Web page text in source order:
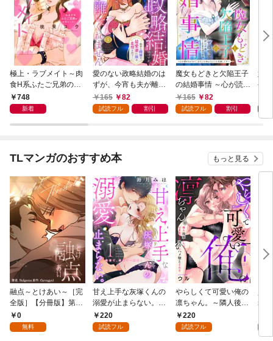
極上・ラブメイト～肉
食H系ふたご兄弟のお
気にいり～
748
新着
愛のない政略結婚のは
ずが、今宵も夫が離し
てくれません～無骨な
将軍は最愛妻に滾る恋
165 82
試読フル 割引
魔女もどきと欠陥王子
の結婚事情 ～心が読め
ちゃうので、あなたの
本心なんてお見通しで
165 82
試読フル 割引
婚
や
た
TLマンガのおすすめ本 もっと見る
融点～とけあい～［完
全版］【分冊版】第1
話0
無料
甘え上手な灰塚くんの
溺愛が止まらない。純
情で、健気で…絶倫！
(1)
220
試読フル
やらしくて可愛い俺の
凛ちゃん。～隣人後輩
くんのイキすぎた執着
にハメ堕とされる～(1)
220
試読フル
装
感
【